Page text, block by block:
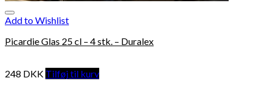
Add to Wishlist
Picardie Glas 25 cl – 4 stk. – Duralex
248 DKK Tilføj til kurv